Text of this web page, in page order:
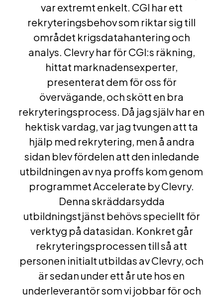
var extremt enkelt. CGI har ett
rekryteringsbehov som riktar sig till
området krigsdatahantering och
analys. Clevry har för CGI:s räkning,
hittat marknadensexperter,
presenterat dem för oss för
övervägande, och skött en bra
rekryteringsprocess. Då jag själv har en
hektisk vardag, var jag tvungen att ta
hjälp med rekrytering, men å andra
sidan blev fördelen att den inledande
utbildningen av nya proffs kom genom
programmet Accelerate by Clevry.
Denna skräddarsydda
utbildningstjänst behövs speciellt för
verktyg på datasidan. Konkret går
rekryteringsprocessen till så att
personen initialt utbildas av Clevry, och
är sedan under ett år ute hos en
underleverantör som vi jobbar för och